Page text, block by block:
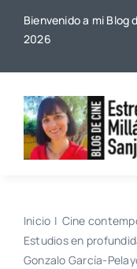
Bienvenido a mi Blog
2026
Inicio Cine
Estudios en
Gonzalo García-